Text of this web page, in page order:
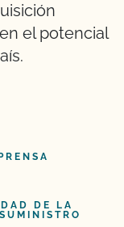
el potencial
DE LA